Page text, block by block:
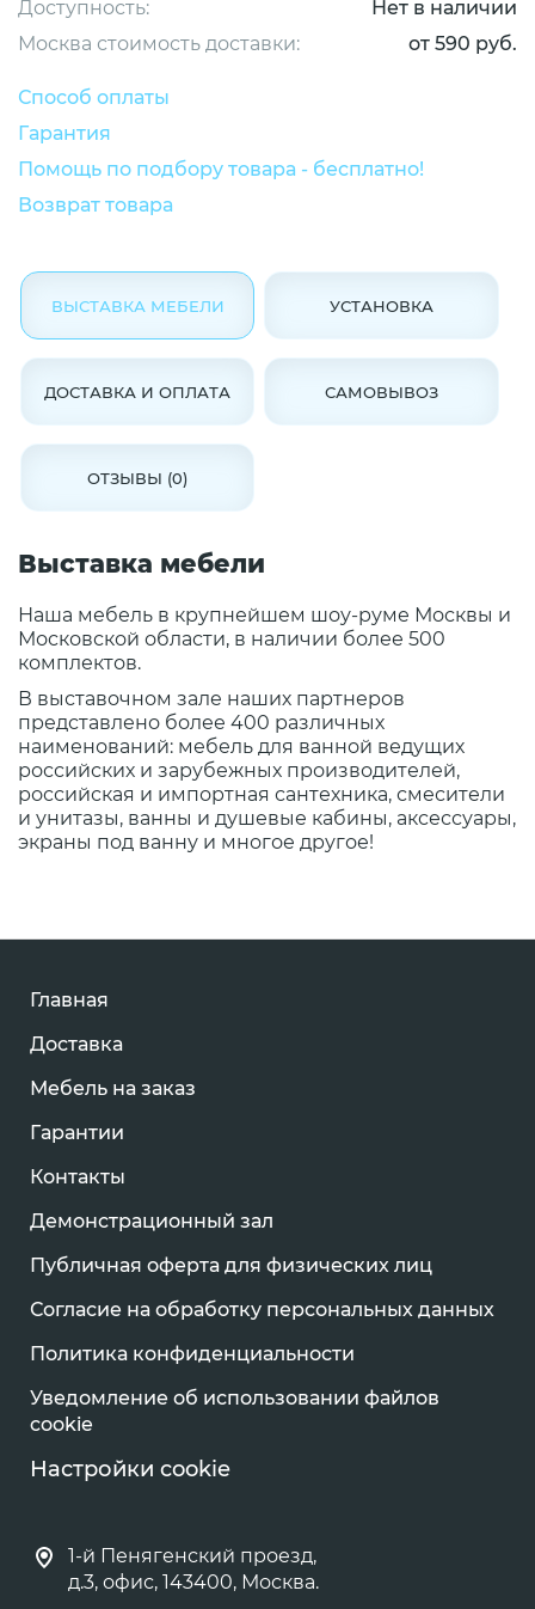
Доступность:
Нет в наличии
Москва стоимость доставки:
от 590 руб.
Способ оплаты
Гарантия
Помощь по подбору товара - бесплатно!
Возврат товара
ВЫСТАВКА МЕБЕЛИ УСТАНОВКА
ДОСТАВКА И ОПЛАТА САМОВЫВОЗ
ОТЗЫВЫ (0)
Выставка мебели
Наша мебель в крупнейшем шоу-руме Москвы и
Московской области, в наличии более 500
комплектов.
В выставочном зале наших партнеров
представлено более 400 различных
наименований: мебель для ванной ведущих
российских и зарубежных производителей,
российская и импортная сантехника, смесители
и унитазы, ванны и душевые кабины, аксессуары,
экраны под ванну и многое другое!
Главная
Доставка
Мебель на заказ
Гарантии
Контакты
Демонстрационный зал
Публичная оферта для физических лиц
Согласие на обработку персональных данных
Политика конфиденциальности
Уведомление об использовании файлов
cookie
Настройки cookie
1-й Пенягенский проезд,
д.3, офис, 143400, Москва.